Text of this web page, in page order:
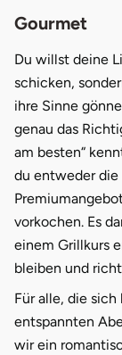
Gourmet
Du willst deine
schicken,
ihre Sinne
genau das
am besten“
du entweder die
vorkochen. Es
einem Grillkurs
bleiben und
Für alle, die
entspannten
wir ein